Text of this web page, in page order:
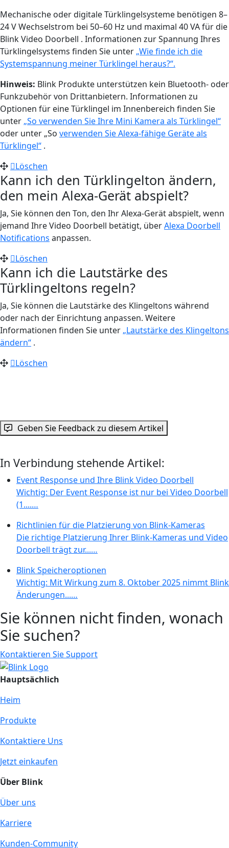
Mechanische oder digitale Türklingelsysteme benötigen 8–
24 V Wechselstrom bei 50–60 Hz und maximal 40 VA für die
Blink Video Doorbell . Informationen zur Spannung Ihres
Türklingelsystems finden Sie unter „Wie finde ich die
Systemspannung meiner Türklingel heraus?“.
Hinweis: Blink Produkte unterstützen kein Bluetooth- oder
Funkzubehör von Drittanbietern. Informationen zu
Optionen für eine Türklingel im Innenbereich finden Sie
unter „So verwenden Sie Ihre Mini Kamera als Türklingel“
oder unter „So verwenden Sie Alexa-fähige Geräte als
Türklingel“ .
Löschen
Kann ich den Türklingelton ändern,
den mein Alexa-Gerät abspielt?
Ja, Sie können den Ton, den Ihr Alexa-Gerät abspielt, wenn
jemand Ihre Video Doorbell betätigt, überAlexa Doorbell
Notifications anpassen.
Löschen
Kann ich die Lautstärke des
Türklingeltons regeln?
Ja, Sie können die Lautstärke des Klingeltons während
oder nach der Einrichtung anpassen. Weitere
Informationen finden Sie unter „Lautstärke des Klingeltons
ändern“ .
Löschen
Geben Sie Feedback zu diesem Artikel
In Verbindung stehende Artikel:
Event Response und Ihre Blink Video Doorbell
Wichtig: Der Event Response ist nur bei Video Doorbell
(1....…
Richtlinien für die Platzierung von Blink-Kameras
Die richtige Platzierung Ihrer Blink-Kameras und Video
Doorbell trägt zur...…
Blink Speicheroptionen
Wichtig: Mit Wirkung zum 8. Oktober 2025 nimmt Blink
Änderungen...…
Sie können nicht finden, wonach
Sie suchen?
Kontaktieren Sie Support
Hauptsächlich
Heim
Produkte
Kontaktiere Uns
Jetzt einkaufen
Über Blink
Über uns
Karriere
Kunden-Community